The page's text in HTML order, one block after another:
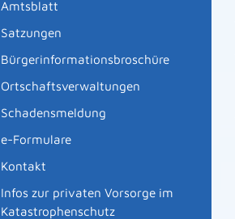
Amtsblatt
Satzungen
Bürgerinformationsbroschüre
Ortschaftsverwaltungen
Schadensmeldung
e-Formulare
Kontakt
Infos zur privaten Vorsorge im
Katastrophenschutz